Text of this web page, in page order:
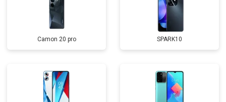
Camon 20 pro SPARK10